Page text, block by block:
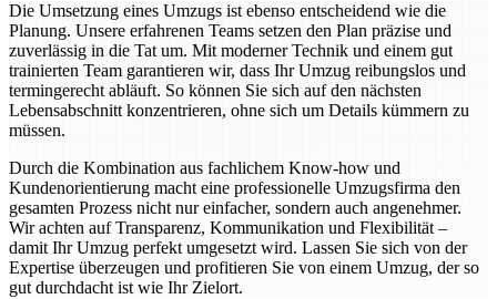
Die Umsetzung eines Umzugs ist ebenso entscheidend wie die
Planung. Unsere erfahrenen Teams setzen den Plan präzise und
zuverlässig in die Tat um. Mit moderner Technik und einem gut
trainierten Team garantieren wir, dass Ihr Umzug reibungslos und
termingerecht abläuft. So können Sie sich auf den nächsten
Lebensabschnitt konzentrieren, ohne sich um Details kümmern zu
müssen.
Durch die Kombination aus fachlichem Know-how und
Kundenorientierung macht eine professionelle Umzugsfirma den
gesamten Prozess nicht nur einfacher, sondern auch angenehmer.
Wir achten auf Transparenz, Kommunikation und Flexibilität –
damit Ihr Umzug perfekt umgesetzt wird. Lassen Sie sich von der
Expertise überzeugen und profitieren Sie von einem Umzug, der so
gut durchdacht ist wie Ihr Zielort.